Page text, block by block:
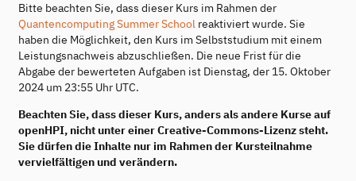
Bitte beachten Sie, dass dieser Kurs im Rahmen der
Quantencomputing Summer School reaktiviert wurde. Sie
haben die Möglichkeit, den Kurs im Selbststudium mit einem
Leistungsnachweis abzuschließen. Die neue Frist für die
Abgabe der bewerteten Aufgaben ist Dienstag, der 15. Oktober
2024 um 23:55 Uhr UTC.
Beachten Sie, dass dieser Kurs, anders als andere Kurse auf
openHPI, nicht unter einer Creative-Commons-Lizenz steht.
Sie dürfen die Inhalte nur im Rahmen der Kursteilnahme
vervielfältigen und verändern.